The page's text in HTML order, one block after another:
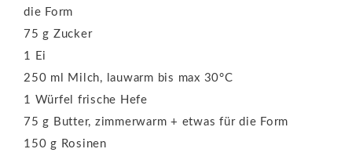
die Form
75 g Zucker
1 Ei
250 ml Milch, lauwarm bis max 30°C
1 Würfel frische Hefe
75 g Butter, zimmerwarm + etwas für die Form
150 g Rosinen